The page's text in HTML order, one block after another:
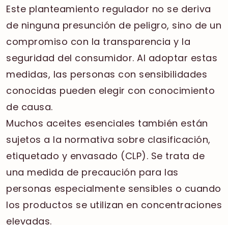
Este planteamiento regulador no se deriva
de ninguna presunción de peligro, sino de un
compromiso con la transparencia y la
seguridad del consumidor. Al adoptar estas
medidas, las personas con sensibilidades
conocidas pueden elegir con conocimiento
de causa.
Muchos aceites esenciales también están
sujetos a la normativa sobre clasificación,
etiquetado y envasado (CLP). Se trata de
una medida de precaución para las
personas especialmente sensibles o cuando
los productos se utilizan en concentraciones
elevadas.